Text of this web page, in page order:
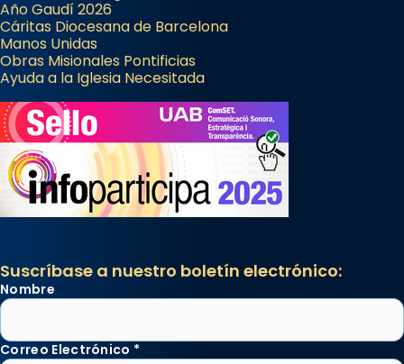
Año Gaudí 2026
Cáritas Diocesana de Barcelona
Manos Unidas
Obras Misionales Pontificias
Ayuda a la Iglesia Necesitada
Suscríbase a nuestro boletín electrónico:
Nombre
Correo Electrónico *